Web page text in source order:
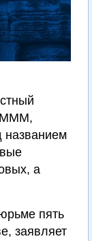
МММ,
названием
а
пять
заявляет